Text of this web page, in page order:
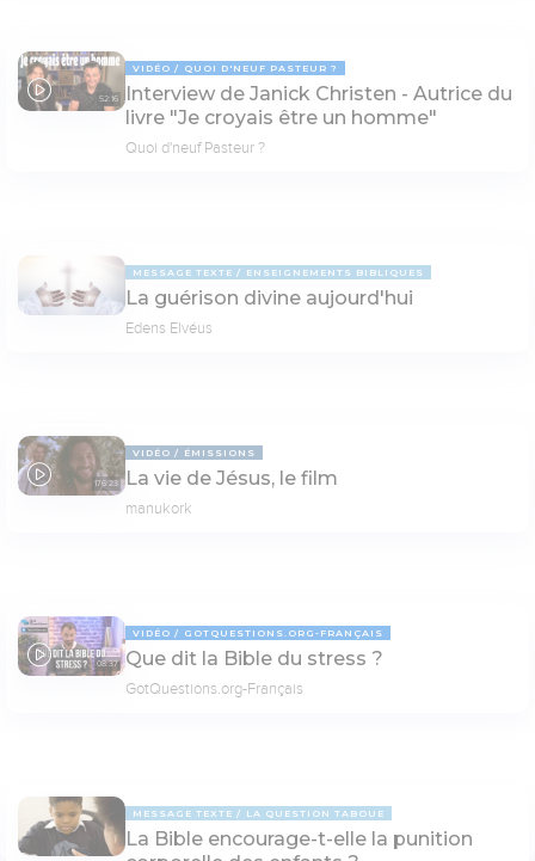
52:16
VIDÉO QUOI D'NEUF PASTEUR ?
Interview de Janick Christen - Autrice du
livre "Je croyais être un homme"
Quoi d'neuf Pasteur ?
MESSAGE TEXTE ENSEIGNEMENTS BIBLIQUES
La guérison divine aujourd'hui
Edens Elvéus
176:23
VIDÉO ÉMISSIONS
La vie de Jésus, le film
manukork
08:37
VIDÉO GOTQUESTIONS.ORG-FRANÇAIS
Que dit la Bible du stress ?
GotQuestions.org-Français
MESSAGE TEXTE LA QUESTION TABOUE
La Bible encourage-t-elle la punition